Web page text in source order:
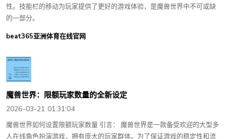
性。技能栏的移动为玩家提供了更好的游戏体验，是魔兽世界中不可或缺
的一部分。
beat365亚洲体育在线官网
魔兽世界：限额玩家数量的全新设定
2026-03-21 01:31:04
魔兽世界如何设置限额玩家数量 引言： 魔兽世界是一款备受欢迎的大型多
人在线角色扮演游戏，拥有庞大的玩家群体。为了保证游戏的稳定性和流